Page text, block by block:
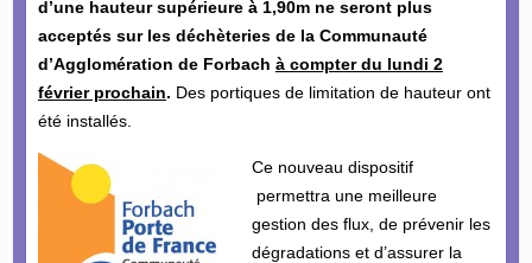
d’une hauteur supérieure à 1,90m ne seront plus
acceptés sur les déchèteries de la Communauté
d’Agglomération de Forbach à compter du lundi 2
février prochain. Des portiques de limitation de hauteur ont
été installés.
Ce nouveau dispositif
permettra une meilleure
gestion des flux, de prévenir les
dégradations et d’assurer la